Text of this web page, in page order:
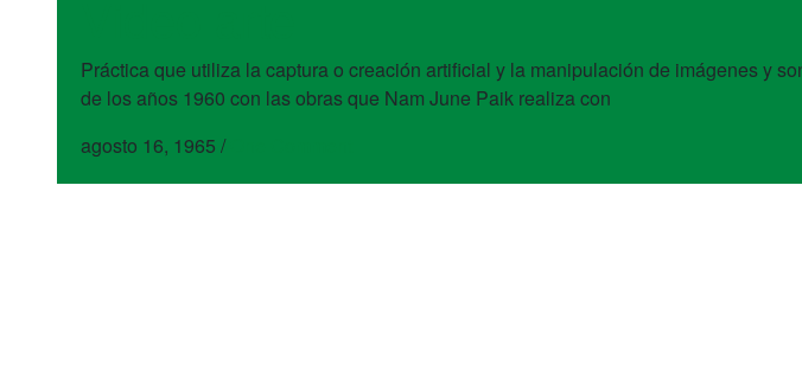
Práctica que utiliza la captura o creación artificial y la manipulación de imágenes y
de los años 1960 con las obras que Nam June Paik realiza con
agosto 16, 1965 /